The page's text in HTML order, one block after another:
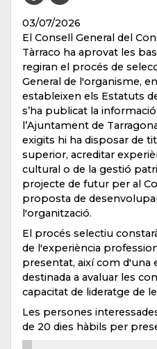
03/07/2026
El Consell General del
Tàrraco ha aprovat les
regiran el procés de
General de l'organisme,
estableixen els Estatuts
s’ha publicat la
l’Ajuntament de
exigits hi ha disposar de
superior, acreditar
cultural o de la gestió
projecte de futur per al
proposta de
l'organització.
El procés selectiu
de l'experiència
presentat, així com d'una
destinada a avaluar les
capacitat de lideratge de
Les persones
de 20 dies hàbils per